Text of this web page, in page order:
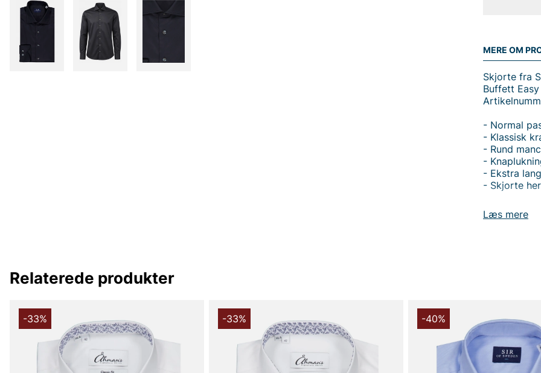
MERE OM
Læs mere
Skjorte fra
Buffett
- Normal
- Klassisk
- Rund
-
- Ekstra
- Skjorte
Buffett
normal
mindre
hektiske
pasform
den
pleje
Relaterede produkter
-33% -33% -40%